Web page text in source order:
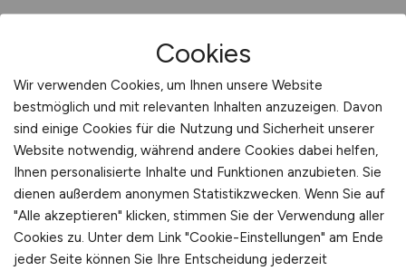
Jobs bei Finanz Informatik GmbH
& Co. KG
Cookies
Wir verwenden Cookies, um Ihnen unsere Website
bestmöglich und mit relevanten Inhalten anzuzeigen. Davon
sind einige Cookies für die Nutzung und Sicherheit unserer
Website notwendig, während andere Cookies dabei helfen,
Ihnen personalisierte Inhalte und Funktionen anzubieten. Sie
dienen außerdem anonymen Statistikzwecken. Wenn Sie auf
"Alle akzeptieren" klicken, stimmen Sie der Verwendung aller
Cookies zu. Unter dem Link "Cookie-Einstellungen" am Ende
jeder Seite können Sie Ihre Entscheidung jederzeit